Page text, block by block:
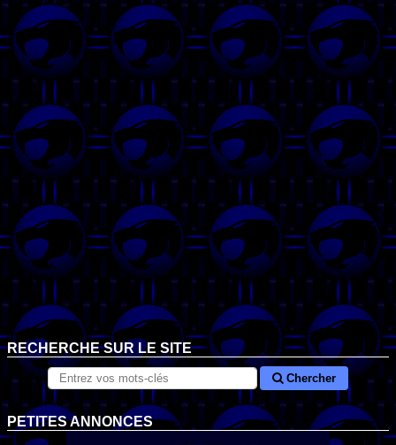
RECHERCHE SUR LE SITE
Chercher
PETITES ANNONCES